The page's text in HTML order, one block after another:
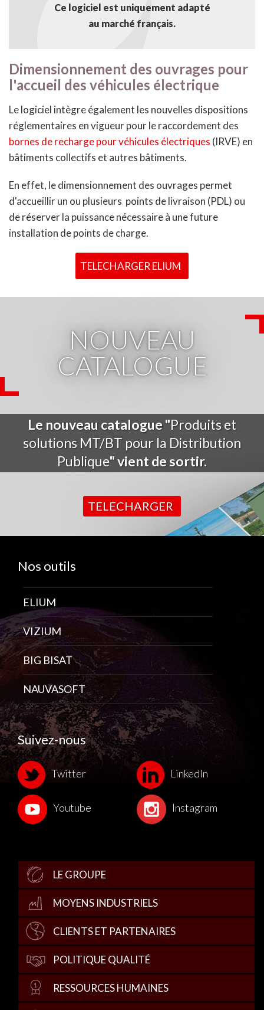
Ce logiciel est uniquement adapté
au marché français.
Dimensionnement des ouvrages pour
l'accueil des véhicules électrique
Le logiciel intègre également les nouvelles dispositions
réglementaires en vigueur pour le raccordement des
bornes de recharge pour véhicules électriques (IRVE) en
bâtiments collectifs et autres bâtiments.
En effet, le dimensionnement des ouvrages permet
d'accueillir un ou plusieurs points de livraison (PDL) ou
de réserver la puissance nécessaire à une future
installation de points de charge.
TELECHARGER ELIUM
NOUVEAU
CATALOGUE
Le nouveau catalogue "Produits et
solutions MT/BT pour la Distribution
Publique" vient de sortir.
TELECHARGER
Nos outils
ELIUM
VIZIUM
BIG BISAT
NAUVASOFT
Suivez-nous
Twitter LinkedIn
Youtube Instagram
LE GROUPE
MOYENS INDUSTRIELS
CLIENTS ET PARTENAIRES
POLITIQUE QUALITÉ
RESSOURCES HUMAINES